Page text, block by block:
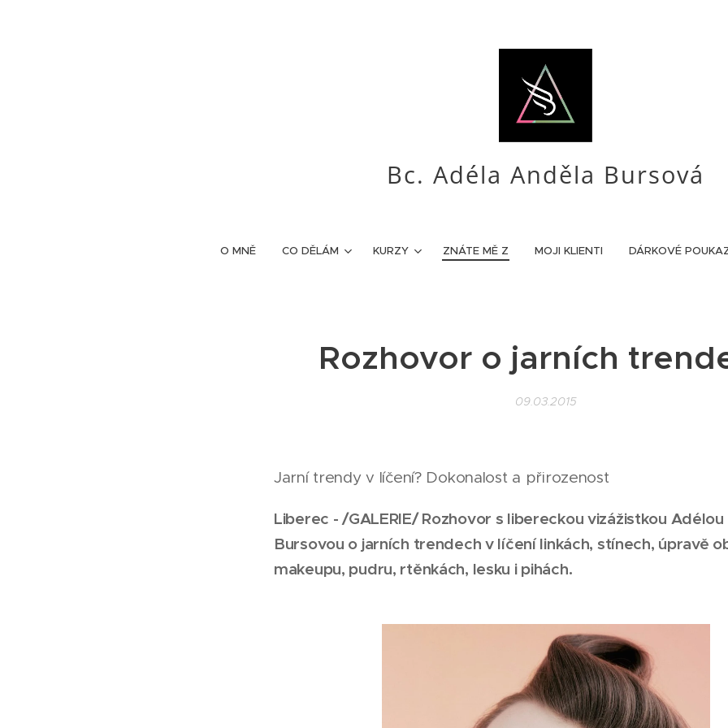
Bc. Adéla Anděla Bursová
O MNĚ CO DĚLÁM KURZY ZNÁTE MĚ Z MOJI KLIENTI DÁRKOVÉ
Rozhovor o jarních
09.03.2015
Jarní trendy v líčení? Dokonalost a přirozenost
Liberec - /GALERIE/ Rozhovor s libereckou vizážistkou
Bursovou o jarních trendech v líčení linkách, stínech, úpravě
makeupu, pudru, rtěnkách, lesku i pihách.